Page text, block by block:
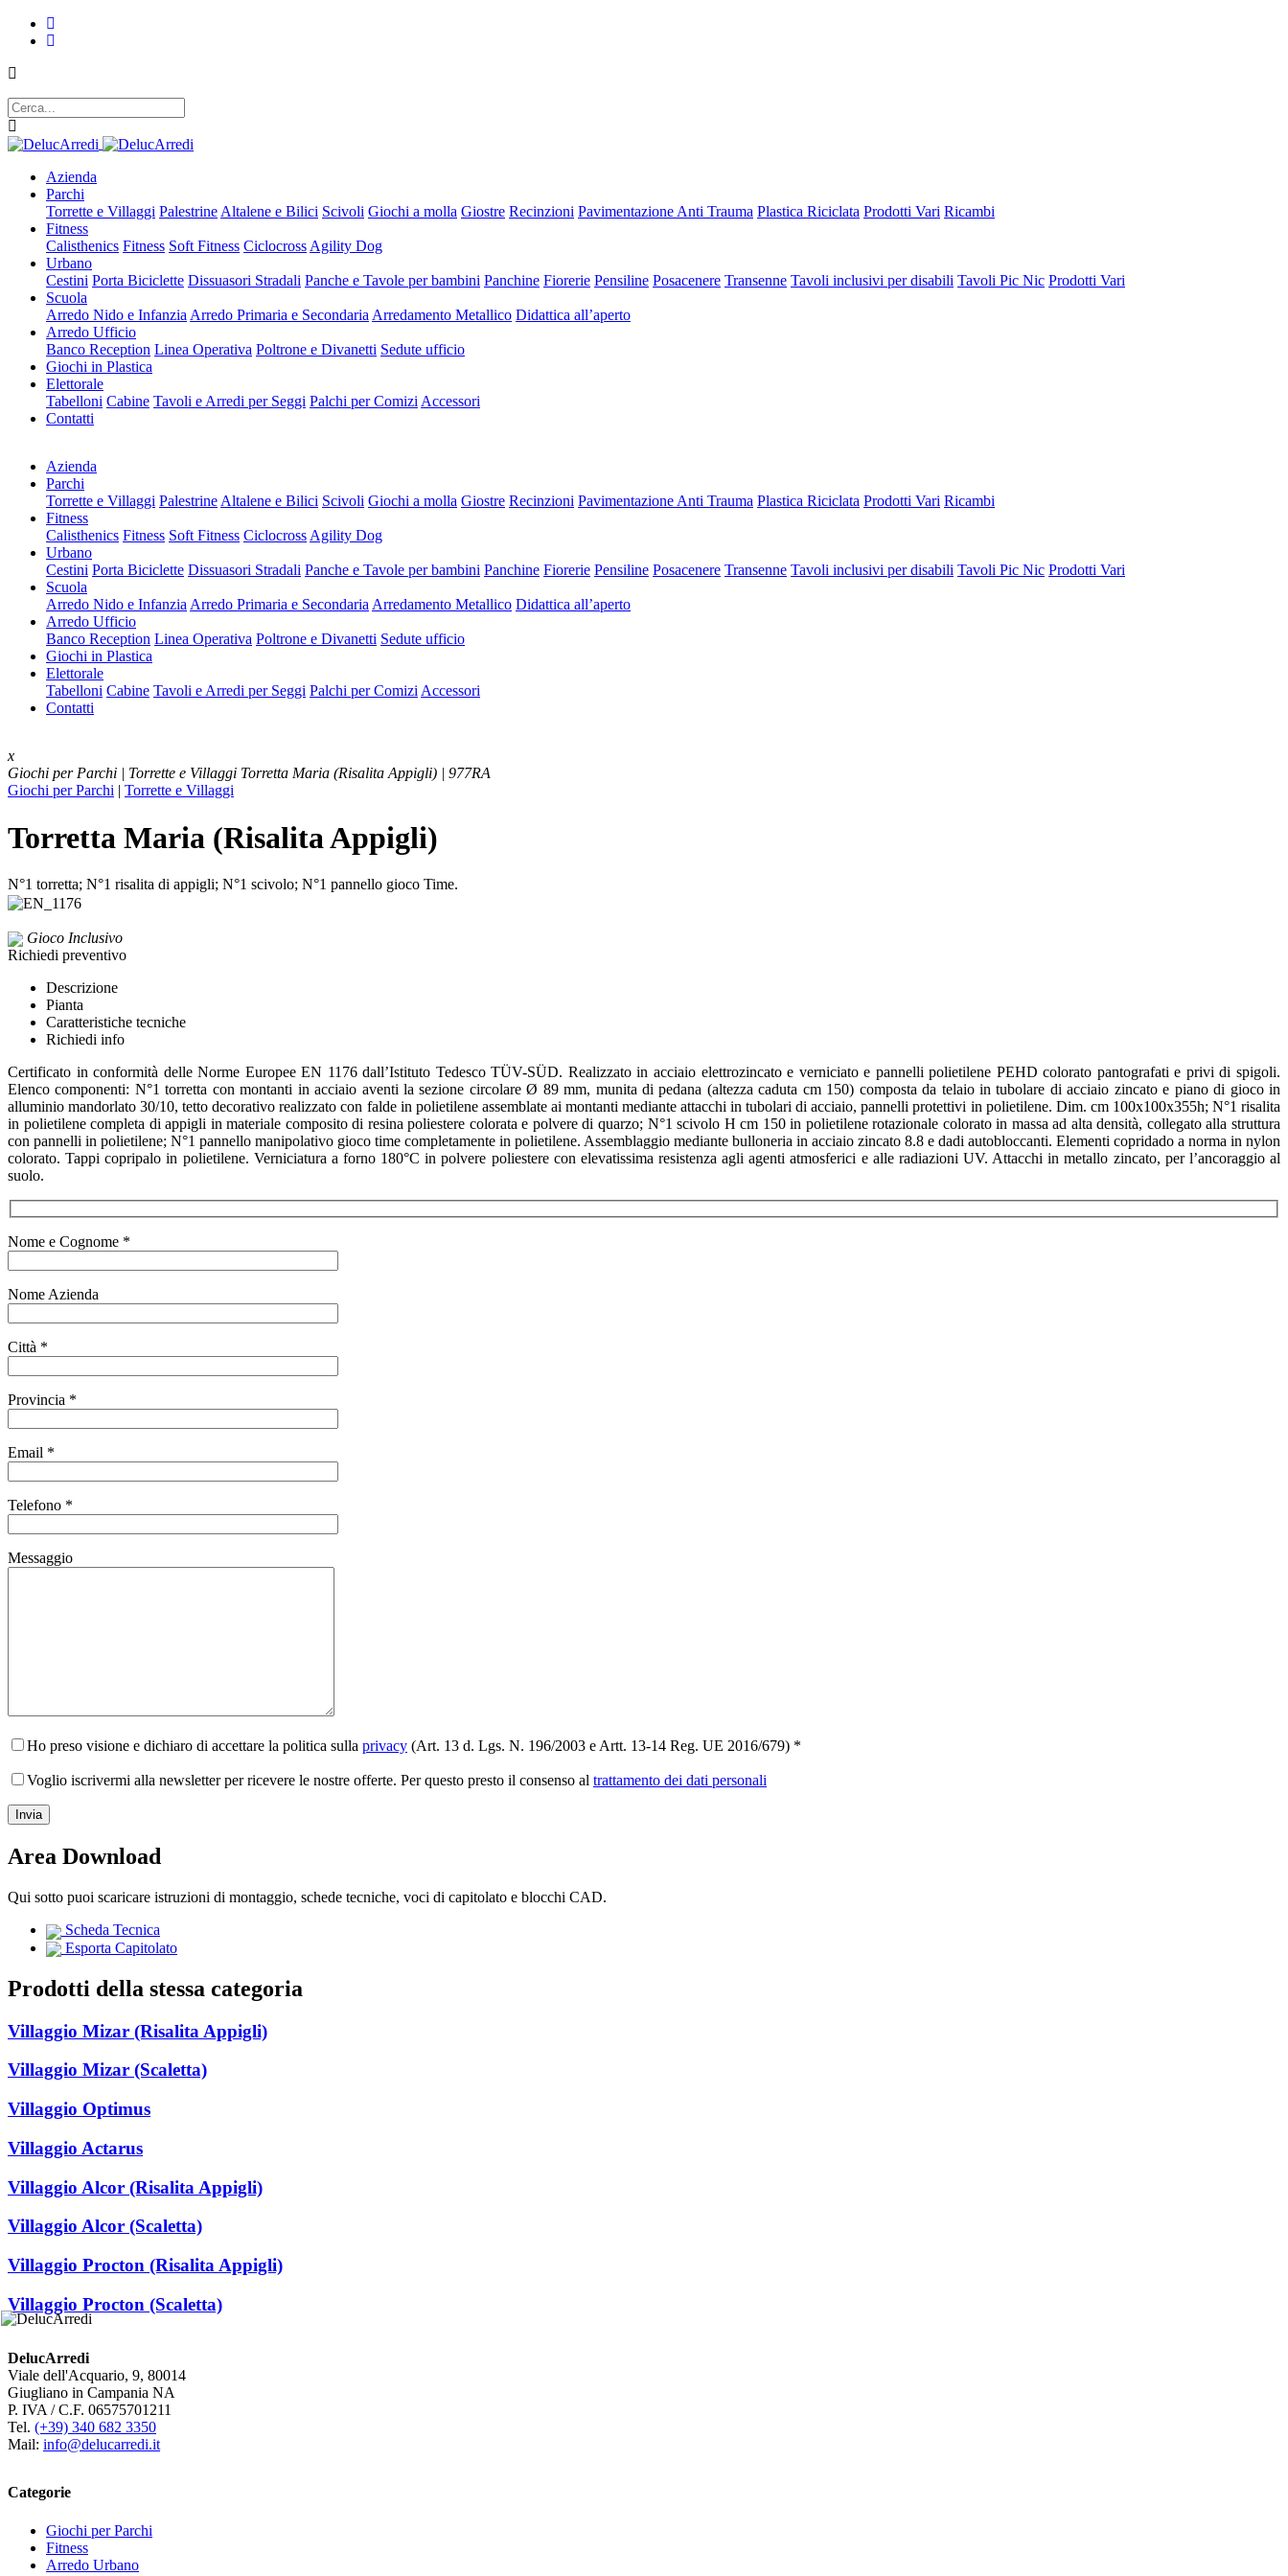
Azienda
Parchi
Torrette e Villaggi Palestrine Altalene e Bilici Scivoli Giochi a molla Giostre Recinzioni Pavimentazione Anti Trauma Plastica Riciclata Prodotti Vari Ricambi
Fitness
Calisthenics Fitness Soft Fitness Ciclocross Agility Dog
Urbano
Cestini Porta Biciclette Dissuasori Stradali Panche e Tavole per bambini Panchine Fiorerie Pensiline Posacenere Transenne Tavoli inclusivi per disabili Tavoli Pic Nic Prodotti Vari
Scuola
Arredo Nido e Infanzia Arredo Primaria e Secondaria Arredamento Metallico Didattica all’aperto
Arredo Ufficio
Banco Reception Linea Operativa Poltrone e Divanetti Sedute ufficio
Giochi in Plastica
Elettorale
Tabelloni Cabine Tavoli e Arredi per Seggi Palchi per Comizi Accessori
Contatti
Azienda
Parchi
Torrette e Villaggi Palestrine Altalene e Bilici Scivoli Giochi a molla Giostre Recinzioni Pavimentazione Anti Trauma Plastica Riciclata Prodotti Vari Ricambi
Fitness
Calisthenics Fitness Soft Fitness Ciclocross Agility Dog
Urbano
Cestini Porta Biciclette Dissuasori Stradali Panche e Tavole per bambini Panchine Fiorerie Pensiline Posacenere Transenne Tavoli inclusivi per disabili Tavoli Pic Nic Prodotti Vari
Scuola
Arredo Nido e Infanzia Arredo Primaria e Secondaria Arredamento Metallico Didattica all’aperto
Arredo Ufficio
Banco Reception Linea Operativa Poltrone e Divanetti Sedute ufficio
Giochi in Plastica
Elettorale
Tabelloni Cabine Tavoli e Arredi per Seggi Palchi per Comizi Accessori
Contatti
x
Giochi per Parchi | Torrette e Villaggi Torretta Maria (Risalita Appigli) | 977RA
Giochi per Parchi | Torrette e Villaggi
Torretta Maria (Risalita Appigli)
N°1 torretta; N°1 risalita di appigli; N°1 scivolo; N°1 pannello gioco Time.
Gioco Inclusivo
Richiedi preventivo
Descrizione
Pianta
Caratteristiche tecniche
Richiedi info
Certificato in conformità delle Norme Europee EN 1176 dall’Istituto Tedesco TÜV-SÜD. Realizzato in acciaio elettrozincato e verniciato e pannelli polietilene PEHD colorato pantografati e privi di spigoli.
Elenco componenti: N°1 torretta con montanti in acciaio aventi la sezione circolare Ø 89 mm, munita di pedana (altezza caduta cm 150) composta da telaio in tubolare di acciaio zincato e piano di gioco in
alluminio mandorlato 30/10, tetto decorativo realizzato con falde in polietilene assemblate ai montanti mediante attacchi in tubolari di acciaio, pannelli protettivi in polietilene. Dim. cm 100x100x355h; N°1 risalita
in polietilene completa di appigli in materiale composito di resina poliestere colorata e polvere di quarzo; N°1 scivolo H cm 150 in polietilene rotazionale colorato in massa ad alta densità, collegato alla struttura
con pannelli in polietilene; N°1 pannello manipolativo gioco time completamente in polietilene. Assemblaggio mediante bulloneria in acciaio zincato 8.8 e dadi autobloccanti. Elementi copridado a norma in nylon
colorato. Tappi copripalo in polietilene. Verniciatura a forno 180°C in polvere poliestere con elevatissima resistenza agli agenti atmosferici e alle radiazioni UV. Attacchi in metallo zincato, per l’ancoraggio al
suolo.
Nome e Cognome *
Nome Azienda
Città *
Provincia *
Email *
Telefono *
Messaggio
Ho preso visione e dichiaro di accettare la politica sulla privacy (Art. 13 d. Lgs. N. 196/2003 e Artt. 13-14 Reg. UE 2016/679) *
Voglio iscrivermi alla newsletter per ricevere le nostre offerte. Per questo presto il consenso al trattamento dei dati personali
Area Download
Qui sotto puoi scaricare istruzioni di montaggio, schede tecniche, voci di capitolato e blocchi CAD.
Scheda Tecnica
Esporta Capitolato
Prodotti della stessa categoria
Villaggio Mizar (Risalita Appigli)
Villaggio Mizar (Scaletta)
Villaggio Optimus
Villaggio Actarus
Villaggio Alcor (Risalita Appigli)
Villaggio Alcor (Scaletta)
Villaggio Procton (Risalita Appigli)
Villaggio Procton (Scaletta)
DelucArredi
Viale dell'Acquario, 9, 80014
Giugliano in Campania NA
P. IVA / C.F. 06575701211
Tel. (+39) 340 682 3350
Mail: info@delucarredi.it
Categorie
Giochi per Parchi
Fitness
Arredo Urbano